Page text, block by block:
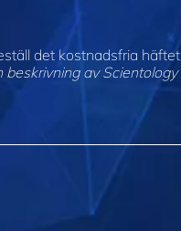
det kostnadsfria häftet
beskrivning av Scientology